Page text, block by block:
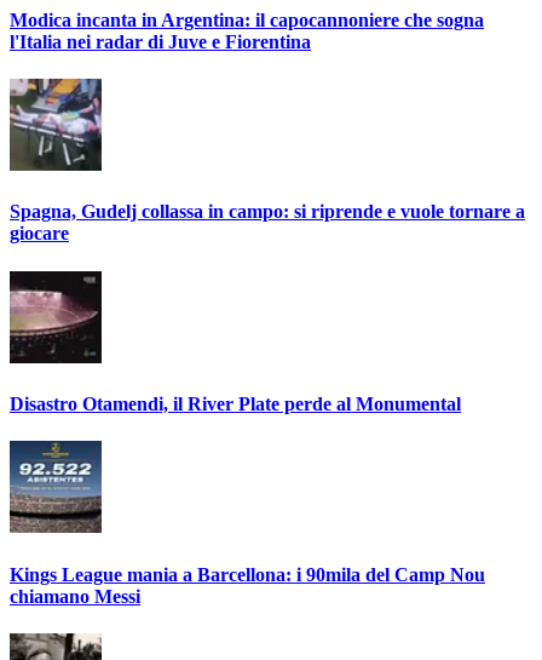
Modica incanta in Argentina: il capocannoniere che sogna
l'Italia nei radar di Juve e Fiorentina
Spagna, Gudelj collassa in campo: si riprende e vuole tornare a
giocare
Disastro Otamendi, il River Plate perde al Monumental
Kings League mania a Barcellona: i 90mila del Camp Nou
chiamano Messi